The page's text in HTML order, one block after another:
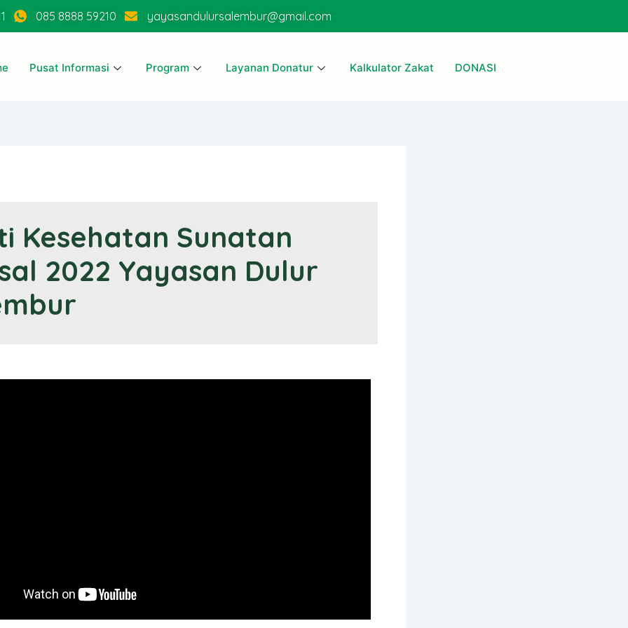
085 8888 59210 yayasandulursalembur@gmail.com
Pusat Informasi Program Layanan Donatur Kalkulator Zakat DONASI
Kesehatan Sunatan
2022 Yayasan Dulur